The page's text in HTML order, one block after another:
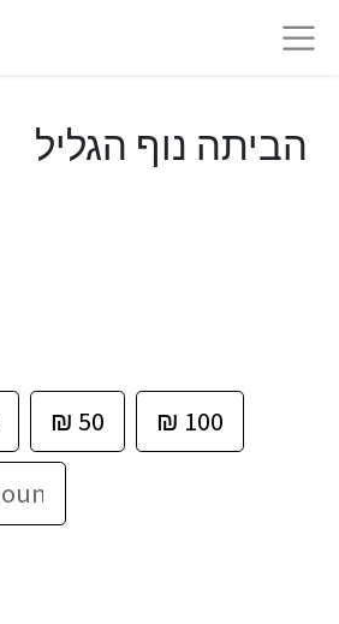
הביתה נוף הגליל
₪ 50 ₪ 100